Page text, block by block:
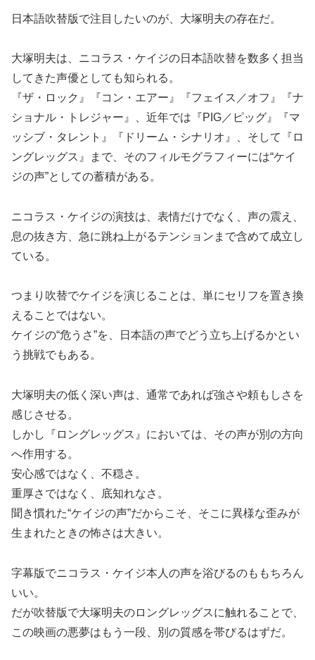
日本語吹替版で注目したいのが、大塚明夫の存在だ。
大塚明夫は、ニコラス・ケイジの日本語吹替を数多く担当
してきた声優としても知られる。
『ザ・ロック』『コン・エアー』『フェイス／オフ』『ナ
ショナル・トレジャー』、近年では『PIG／ピッグ』『マ
ッシブ・タレント』『ドリーム・シナリオ』、そして『ロ
ングレッグス』まで、そのフィルモグラフィーには“ケイ
ジの声”としての蓄積がある。
ニコラス・ケイジの演技は、表情だけでなく、声の震え、
息の抜き方、急に跳ね上がるテンションまで含めて成立し
ている。
つまり吹替でケイジを演じることは、単にセリフを置き換
えることではない。
ケイジの“危うさ”を、日本語の声でどう立ち上げるかとい
う挑戦でもある。
大塚明夫の低く深い声は、通常であれば強さや頼もしさを
感じさせる。
しかし『ロングレッグス』においては、その声が別の方向
へ作用する。
安心感ではなく、不穏さ。
重厚さではなく、底知れなさ。
聞き慣れた“ケイジの声”だからこそ、そこに異様な歪みが
生まれたときの怖さは大きい。
字幕版でニコラス・ケイジ本人の声を浴びるのももちろん
いい。
だが吹替版で大塚明夫のロングレッグスに触れることで、
この映画の悪夢はもう一段、別の質感を帯びるはずだ。